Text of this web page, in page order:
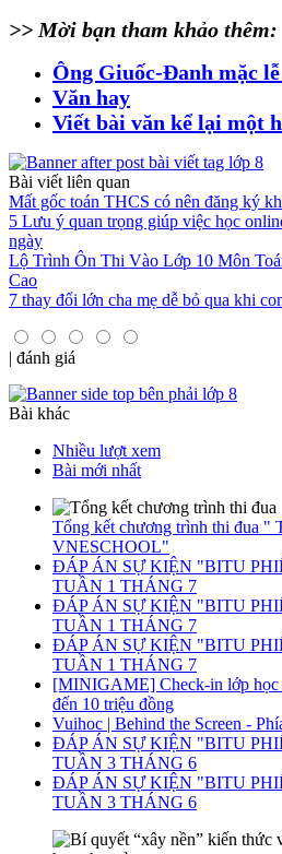
>> Mời bạn tham khảo thêm:
Ông Giuốc-Đanh mặc
Văn hay
Viết bài văn kể lại một
Bài viết liên quan
Mất gốc toán THCS có nên đăng ký
5 Lưu ý quan trọng giúp việc học
ngày
Lộ Trình Ôn Thi Vào Lớp 10 Môn
Cao
7 thay đổi lớn cha mẹ dễ bỏ qua khi
| đánh giá
Bài khác
Nhiều lượt xem
Bài mới nhất
Tổng kết chương trình thi đua "
VNESCHOOL"
ĐÁP ÁN SỰ KIỆN "BITU
TUẦN 1 THÁNG 7
ĐÁP ÁN SỰ KIỆN "BITU
TUẦN 1 THÁNG 7
ĐÁP ÁN SỰ KIỆN "BITU
TUẦN 1 THÁNG 7
[MINIGAME] Check-in lớp học
đến 10 triệu đồng
Vuihoc | Behind the Screen -
ĐÁP ÁN SỰ KIỆN "BITU
TUẦN 3 THÁNG 6
ĐÁP ÁN SỰ KIỆN "BITU
TUẦN 3 THÁNG 6